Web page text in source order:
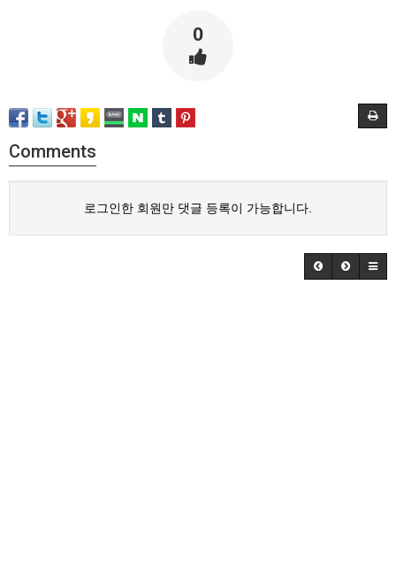
0
Comments
로그인한 회원만 댓글 등록이 가능합니다.